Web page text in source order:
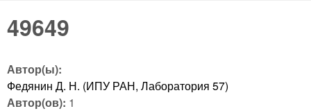
49649
Автор(ы):
Федянин Д. Н. (ИПУ РАН, Лаборатория 57)
Автор(ов): 1